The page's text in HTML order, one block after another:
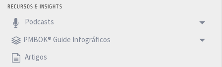
RECURSOS & INSIGHTS
Podcasts
PMBOK® Guide Infográficos
Artigos